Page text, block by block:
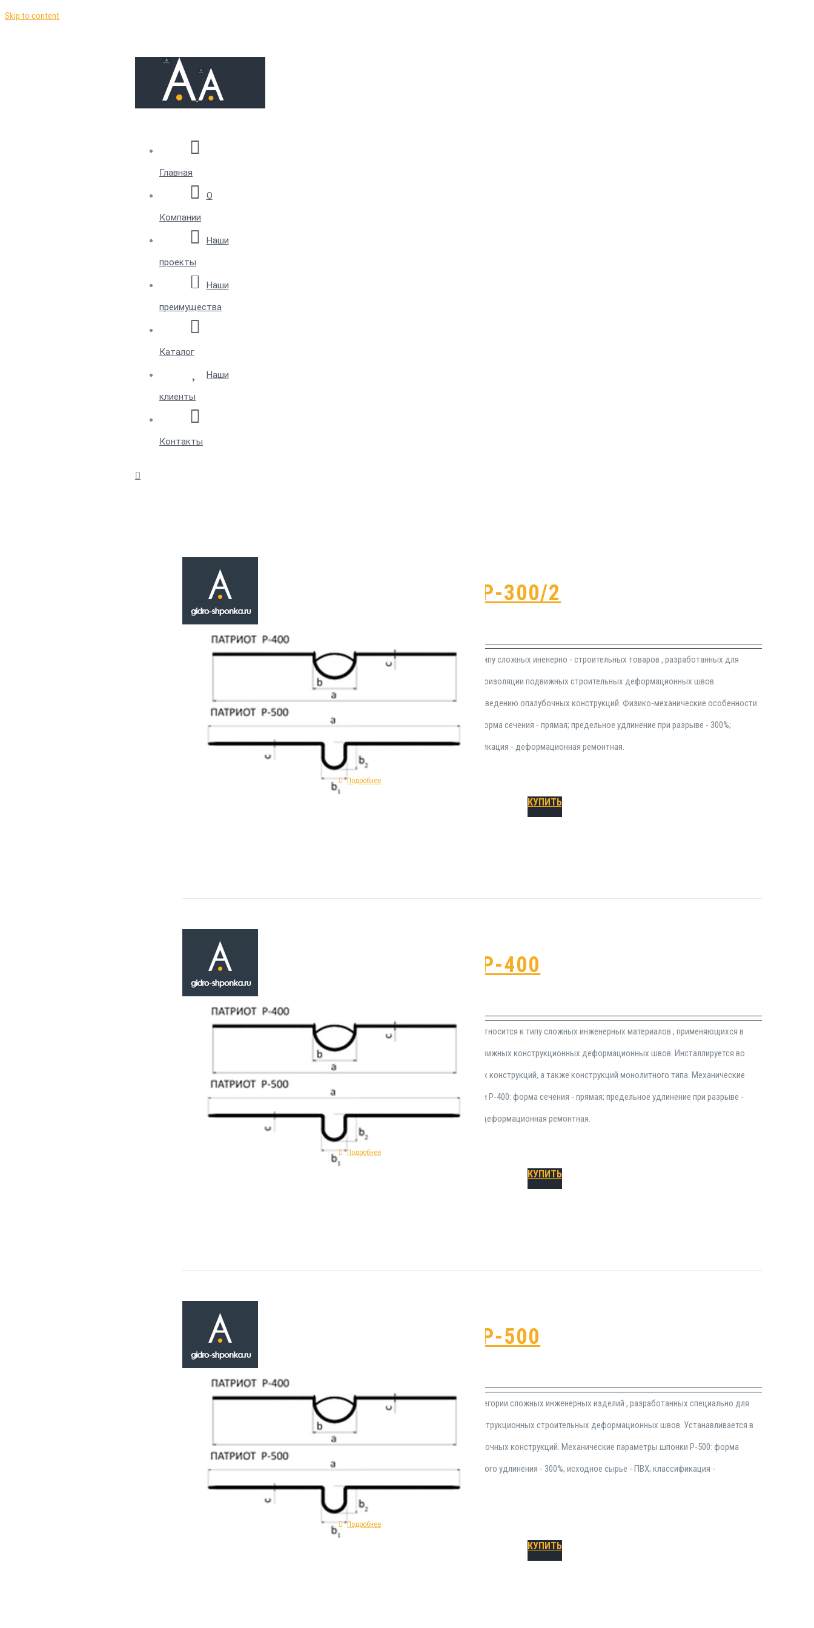
Skip to content
Главная
О
Компании
Наши
проекты
Наши
преимущества
Каталог
Наши
клиенты
Контакты
Гидрошпонка Р-300/2
Гидропрокладка Р-300/2 относится к типу сложных иненерно - строительных товаров , разработанных для
применения в области устройства гидроизоляции подвижных строительных деформационных швов.
Устанавливается на этапе работ по возведению опалубочных конструкций. Физико-механические особенности
гидрозиоляционной шпонки Р-300/2: форма сечения - прямая; предельное удлинение при разрыве - 300%;
материал изготовления - ПВХ; классификация - деформационная ремонтная.
Подробнее
КУПИТЬ
Гидрошпонка Р-400
Гидроизоляционная прокладка Р-400 относится к типу сложных инженерных материалов , применяющихся в
области устройства герметизации подвижных конструкционных деформационных швов. Инсталлируется во
время работ по установке опалубочных конструкций, а также конструкций монолитного типа. Механические
параметры гидрозиоляционной шпонки Р-400: форма сечения - прямая; предельное удлинение при разрыве -
300%; сырье изготовления - ПВХ; тип - деформационная ремонтная.
Подробнее
КУПИТЬ
Гидрошпонка Р-500
Гидропрокладка Р-500 находится в категории сложных инженерных изделий , разработанных специально для
применения в сфере герметизации конструкционных строительных деформационных швов. Устанавливается в
процессе работ по возведению опалубочных конструкций. Механические параметры шпонки Р-500: форма
сечения - прямая; показатель предельного удлинения - 300%; исходное сырье - ПВХ; классификация -
деформационная ремонтная.
Подробнее
КУПИТЬ